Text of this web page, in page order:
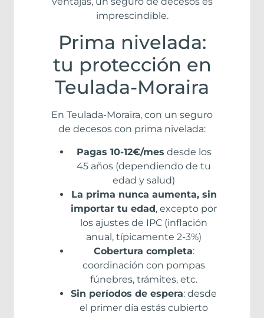
imprescindible.
Prima nivelada:
tu protección en
Teulada-Moraira
En Teulada-Moraira, con un seguro
de decesos con prima nivelada:
Pagas 10-12€/mes desde los
45 años (dependiendo de tu
edad y salud)
La prima nunca aumenta, sin
importar tu edad, excepto por
los ajustes de IPC (inflación
anual, típicamente 2-3%)
Cobertura completa:
coordinación con pompas
fúnebres, trámites, etc.
Sin períodos de espera: desde
el primer día estás cubierto